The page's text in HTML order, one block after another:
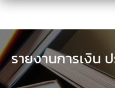
Skip
content
รายงานการเงิน